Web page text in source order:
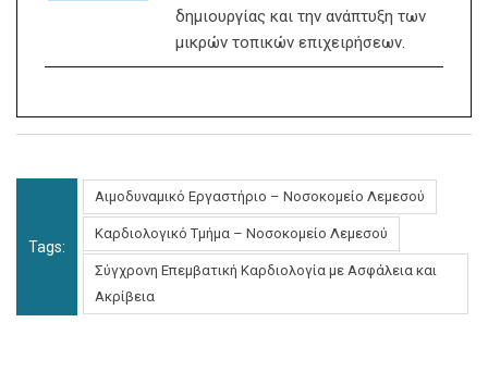
δημιουργίας και την ανάπτυξη των
μικρών τοπικών επιχειρήσεων.
Tags:
Αιμοδυναμικό Εργαστήριο – Νοσοκομείο Λεμεσού
Καρδιολογικό Τμήμα – Νοσοκομείο Λεμεσού
Σύγχρονη Επεμβατική Καρδιολογία με Ασφάλεια και
Ακρίβεια